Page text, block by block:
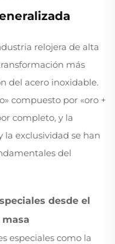
relojera de alta
más
del acero inoxidable.
compuesto por «oro +
completo, y la
la exclusividad se han
del
desde el
especiales como la